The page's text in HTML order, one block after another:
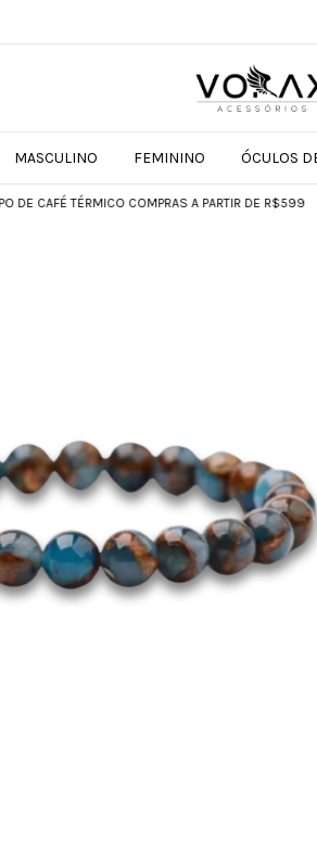
MASCULINO FEMININO ÓCULOS
TÉRMICO COMPRAS A PARTIR DE R$599 GANHE